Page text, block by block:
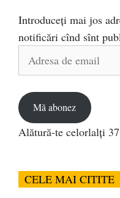
Introduceți mai jos
notificări cînd sînt
Mă abonez
Alătură-te celorlalți
CELE MAI CITITE